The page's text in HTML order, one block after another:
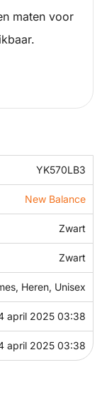
maten voor
YK570LB3
New Balance
Zwart
Zwart
Heren, Unisex
april 2025 03:38
april 2025 03:38